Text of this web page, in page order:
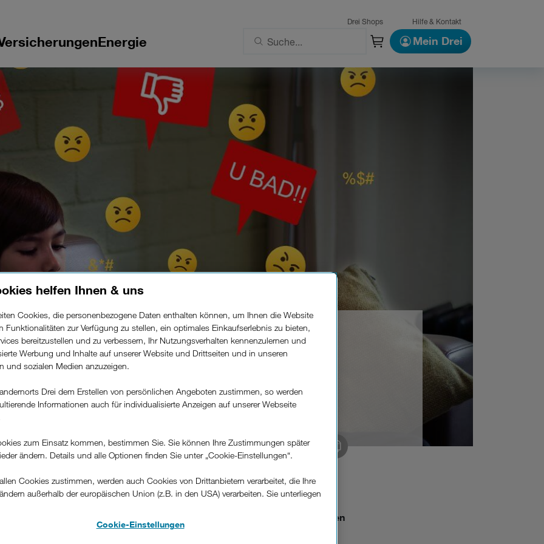
Drei Shops Hilfe & Kontakt
Energie Mein Drei
Anzeichen und
für Eltern.
FacebookTwitterLinkedIn
E-Mail Link des Blogs kopieren
bewegen sich heute ganz selbstverständlich in der digitalen Welt.
bleibt Eltern oft verborgen. Laut Statista war bereits rund jedes
von 11 bis 17 Jahren in Österreich einmal von Cybermobbing betroffen
Schikane, Beleidigung oder Ausgrenzung im Internet.
helfen Ihnen & uns
Cookies, die personenbezogene Daten enthalten können, um Ihnen die Website
Funktionalitäten zur Verfügung zu stellen, ein optimales Einkaufserlebnis zu bieten,
bereitzustellen und zu verbessern, Ihr Nutzungsverhalten kennenzulernen und
Werbung und Inhalte auf unserer Website und Drittseiten und in unseren
und sozialen Medien anzuzeigen.
Drei dem Erstellen von persönlichen Angeboten zustimmen, so werden
Informationen auch für individualisierte Anzeigen auf unserer Webseite
zum Einsatz kommen, bestimmen Sie. Sie können Ihre Zustimmungen später
ändern. Details und alle Optionen finden Sie unter „Cookie-Einstellungen“.
Cookies zustimmen, werden auch Cookies von Drittanbietern verarbeitet, die Ihre
außerhalb der europäischen Union (z.B. in den USA) verarbeiten. Sie unterliegen
Cookie-Einstellungen